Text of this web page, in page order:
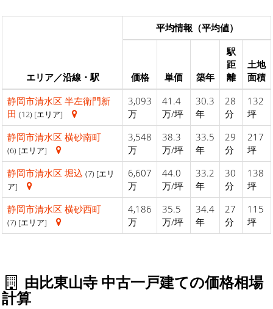
エリア／沿線・駅
平均情報（平均値）
価格 単価 築年
駅
距
離
土地
面積
静岡市清水区 半左衛門新
田 (12) [エリア]
3,093
万
41.4
万/坪
30.3
年
28
分
132
坪
静岡市清水区 横砂南町
(6) [エリア]
3,548
万
38.3
万/坪
33.5
年
29
分
217
坪
静岡市清水区 堀込 (7) [エリ
ア]
6,607
万
44.0
万/坪
33.2
年
30
分
138
坪
静岡市清水区 横砂西町
(7) [エリア]
4,186
万
35.5
万/坪
34.4
年
27
分
115
坪
由比東山寺 中古一戸建ての価格相場
計算